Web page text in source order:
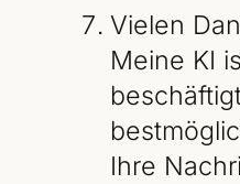
Vielen
Meine KI
Ihre